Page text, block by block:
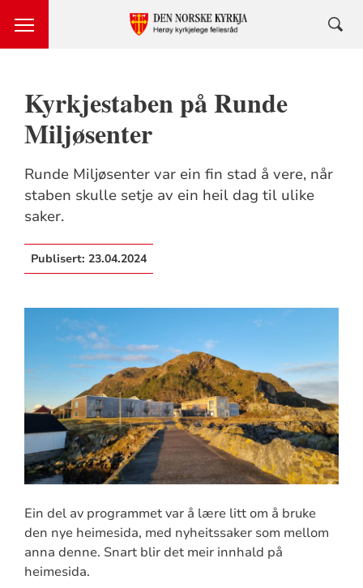
Kyrkjestaben på Runde
Miljøsenter
Runde Miljøsenter var ein fin stad å vere, når
staben skulle setje av ein heil dag til ulike
saker.
Publisert: 23.04.2024
Ein del av programmet var å lære litt om å bruke
den nye heimesida, med nyheitssaker som mellom
anna denne. Snart blir det meir innhald på
heimesida.